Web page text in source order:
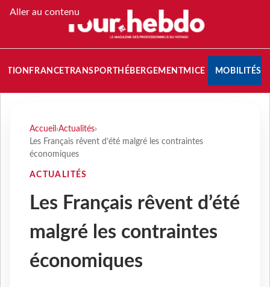
Aller au contenu
FRANCETRANSPORT HÉBERGEMENTMICE MOBILITÉS
Accueil ›Actualités›
Les Français rêvent d’été malgré les contraintes
économiques
ACTUALITÉS
Les Français rêvent d’été
malgré les contraintes
économiques